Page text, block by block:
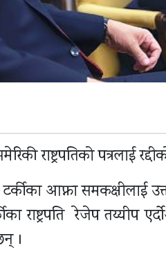
राष्ट्रपतिको पत्रलाई
टर्कीका आफ्ना समकक्षीलाई
राष्ट्रपति रेजेप तय्यीप
।